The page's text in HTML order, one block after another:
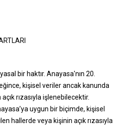
bir haktır. Anayasa'nın 20.
kişisel veriler ancak kanunda
rızasıyla işlenebilecektir.
uygun bir biçimde, kişisel
hallerde veya kişinin açık rızasıyla